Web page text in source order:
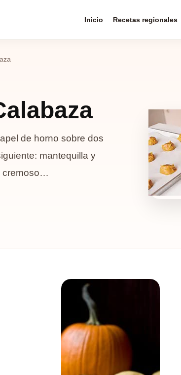
Inicio Recetas regionales
de horno sobre dos
mantequilla y
cremoso…